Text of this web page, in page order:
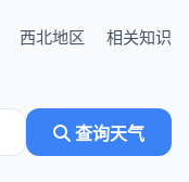
西北地区 相关知识
查询天气